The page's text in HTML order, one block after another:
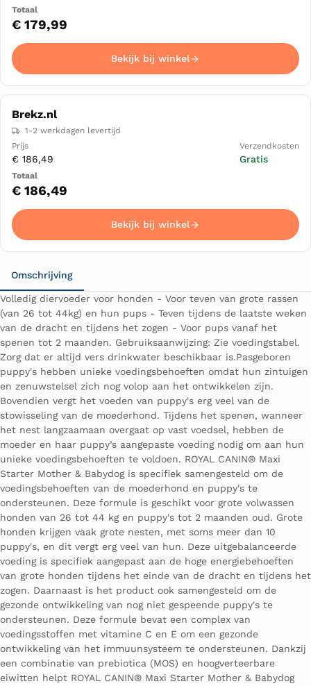
€ 179,99
Bekijk bij winkel
Brekz.nl
1-2 werkdagen levertijd
€ 186,49 Gratis
€ 186,49
Bekijk bij winkel
Omschrijving
Volledig diervoeder voor honden - Voor teven van grote rassen
(van 26 tot 44kg) en hun pups - Teven tijdens de laatste weken
van de dracht en tijdens het zogen - Voor pups vanaf het
spenen tot 2 maanden. Gebruiksaanwijzing: Zie voedingstabel.
Zorg dat er altijd vers drinkwater beschikbaar is.Pasgeboren
puppy's hebben unieke voedingsbehoeften omdat hun zintuigen
en zenuwstelsel zich nog volop aan het ontwikkelen zijn.
Bovendien vergt het voeden van puppy's erg veel van de
stowisseling van de moederhond. Tijdens het spenen, wanneer
het nest langzaamaan overgaat op vast voedsel, hebben de
moeder en haar puppy’s aangepaste voeding nodig om aan hun
unieke voedingsbehoeften te voldoen. ROYAL CANIN® Maxi
Starter Mother & Babydog is specifiek samengesteld om de
voedingsbehoeften van de moederhond en puppy's te
ondersteunen. Deze formule is geschikt voor grote volwassen
honden van 26 tot 44 kg en puppy's tot 2 maanden oud. Grote
honden krijgen vaak grote nesten, met soms meer dan 10
puppy's, en dit vergt erg veel van hun. Deze uitgebalanceerde
voeding is specifiek aangepast aan de hoge energiebehoeften
van grote honden tijdens het einde van de dracht en tijdens het
zogen. Daarnaast is het product ook samengesteld om de
gezonde ontwikkeling van nog niet gespeende puppy's te
ondersteunen. Deze formule bevat een complex van
voedingsstoffen met vitamine C en E om een gezonde
ontwikkeling van het immuunsysteem te ondersteunen. Dankzij
een combinatie van prebiotica (MOS) en hoogverteerbare
eiwitten helpt ROYAL CANIN® Maxi Starter Mother & Babydog